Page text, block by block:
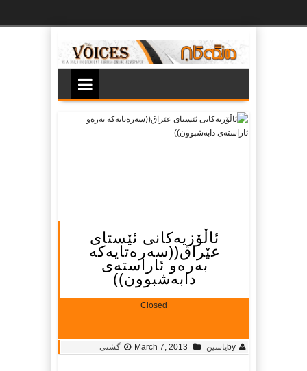
ئاڵۆزیه‌كانی ئێستای
عێراق((سه‌ره‌تایه‌كه‌
به‌ره‌و ئاراسته‌ی
دابه‌شبوون))
Closed
byیاسین March 7, 2013 گشتی